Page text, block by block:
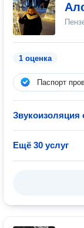
1 оценка
Паспорт
Звукоизоляция
Ещё 30 услуг